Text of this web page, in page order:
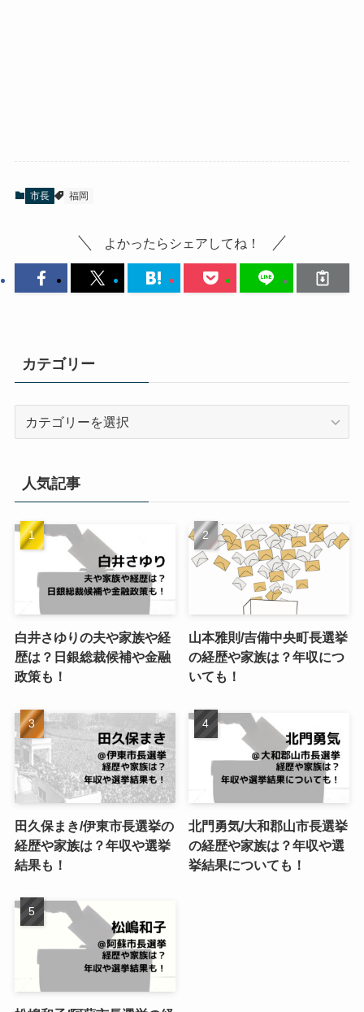
市長 福岡
よかったらシェアしてね！
カテゴリー
ー
人気記事
白井さゆりの夫や家族や経
歴は？日銀総裁候補や金融
政策も！
山本雅則/吉備中央町長選挙
の経歴や家族は？年収につ
いても！
田久保まき/伊東市長選挙の
経歴や家族は？年収や選挙
結果も！
北門勇気/大和郡山市長選挙
の経歴や家族は？年収や選
挙結果についても！